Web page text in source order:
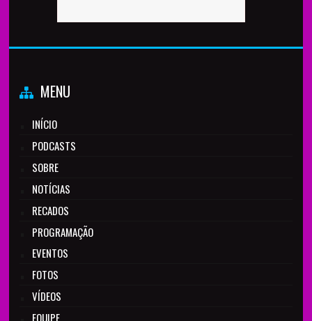
MENU
INÍCIO
PODCASTS
SOBRE
NOTÍCIAS
RECADOS
PROGRAMAÇÃO
EVENTOS
FOTOS
VÍDEOS
EQUIPE